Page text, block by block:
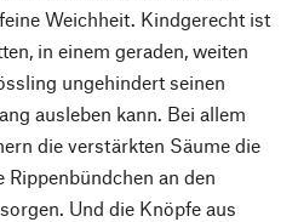
Weichheit. Kindgerecht ist
in einem geraden, weiten
ungehindert seinen
ausleben kann. Bei allem
die verstärkten Säume die
Rippenbündchen an den
Und die Knöpfe aus